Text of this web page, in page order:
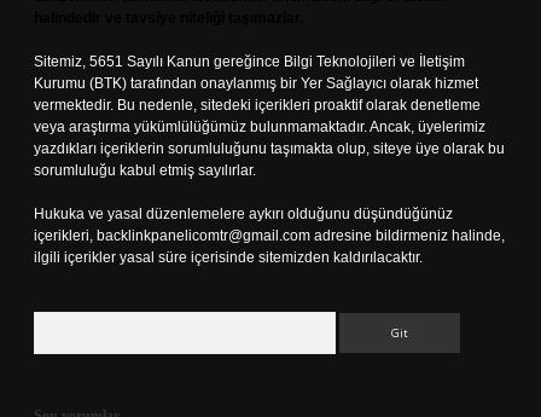
Sitemiz, 5651 Sayılı Kanun gereğince Bilgi Teknolojileri ve İletişim
Kurumu (BTK) tarafından onaylanmış bir Yer Sağlayıcı olarak hizmet
vermektedir. Bu nedenle, sitedeki içerikleri proaktif olarak denetleme
veya araştırma yükümlülüğümüz bulunmamaktadır. Ancak, üyelerimiz
yazdıkları içeriklerin sorumluluğunu taşımakta olup, siteye üye olarak bu
sorumluluğu kabul etmiş sayılırlar.
Hukuka ve yasal düzenlemelere aykırı olduğunu düşündüğünüz
içerikleri, backlinkpanelicomtr@gmail.com adresine bildirmeniz halinde,
ilgili içerikler yasal süre içerisinde sitemizden kaldırılacaktır.